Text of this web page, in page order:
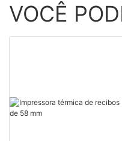
VOCÊ